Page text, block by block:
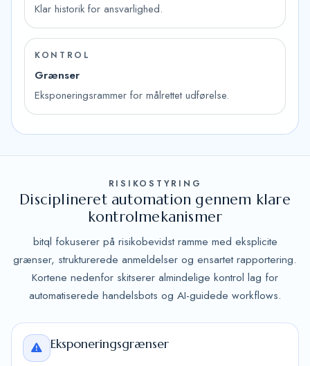
Klar historik for ansvarlighed.
KONTROL
Grænser
Eksponeringsrammer for målrettet udførelse.
RISIKOSTYRING
Disciplineret automation gennem klare
kontrolmekanismer
bitql fokuserer på risikobevidst ramme med eksplicite
grænser, strukturerede anmeldelser og ensartet rapportering.
Kortene nedenfor skitserer almindelige kontrol lag for
automatiserede handelsbots og AI-guidede workflows.
Eksponeringsgrænser